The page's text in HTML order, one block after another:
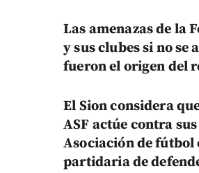
Las amenazas de la
y sus clubes si no se
fueron el origen del
El Sion considera
ASF actúe contra
Asociación de fútbol
partidaria de